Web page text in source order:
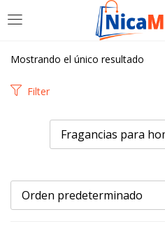
INICIAR SESIÓN
Introduzca su nombre de usuario
Por favor, introduce una
Mostrando el único resultado
Filter
Fragancias para
Orden predeterminado